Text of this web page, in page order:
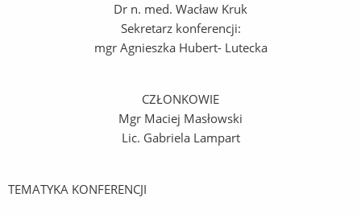
Dr n. med. Wacław Kruk
Sekretarz konferencji:
mgr Agnieszka Hubert- Lutecka
CZŁONKOWIE
Mgr Maciej Masłowski
Lic. Gabriela Lampart
TEMATYKA KONFERENCJI